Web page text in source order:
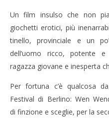
Un film insulso che non
giochetti erotici, più
tinello, provinciale e un
dell’uomo ricco, potente
ragazza giovane e inesperta
Per fortuna c’è qualcosa
Festival di Berlino: Wen
di finzione e sceglie, per la